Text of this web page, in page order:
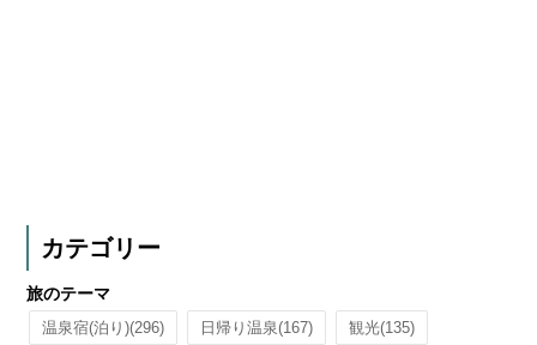
カテゴリー
旅のテーマ
温泉宿(泊り)(296) 日帰り温泉(167) 観光(135)